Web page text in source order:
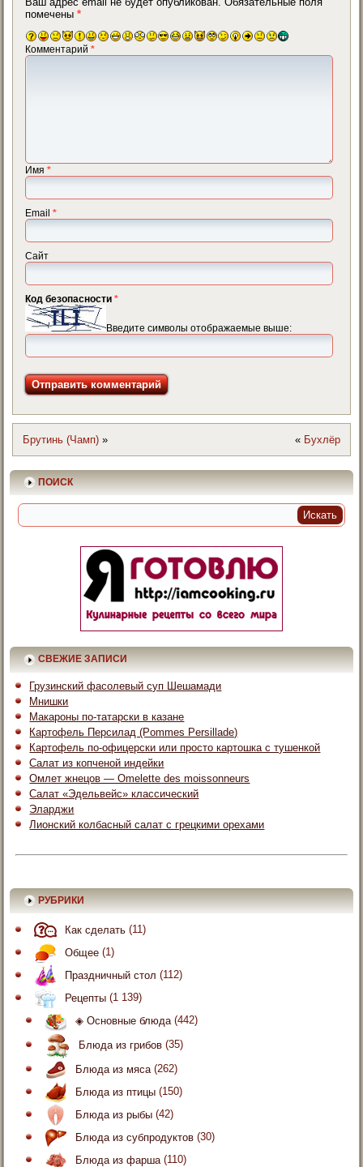
помечены*
Комментарий*
Имя*
Email*
Сайт
Код безопасности*
Введите символы отображаемые выше:
Брутинь (Чамп) » « Бухлёр
ПОИСК
СВЕЖИЕ ЗАПИСИ
Грузинский фасолевый суп Шешамади
Мнишки
Макароны по-татарски в казане
Картофель Персилад (Pommes Persillade)
Картофель по-офицерски или просто картошка с тушенкой
Салат из копченой индейки
Омлет жнецов — Omelette des moissonneurs
Салат «Эдельвейс» классический
Эларджи
Лионский колбасный салат с грецкими орехами
РУБРИКИ
Как сделать (11)
Общее (1)
Праздничный стол (112)
Рецепты (1 139)
◈ Основные блюда (442)
Блюда из грибов (35)
Блюда из мяса (262)
Блюда из птицы (150)
Блюда из рыбы (42)
Блюда из субпродуктов (30)
Блюда из фарша (110)